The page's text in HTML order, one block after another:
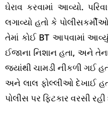
ઘેરાવ કરવામાં આવ્યો.
લગાવ્યો હતો કે
તેમાં કોઈ BT આપવામાં
ઈજાના નિશાન હતા, અને તેના
જ્યાંથી ચામડી નીકળી ગઈ
અને લાલ ફોલ્લીઓ દેખાઈ
પોલીસ પર ફિટકાર વરસી